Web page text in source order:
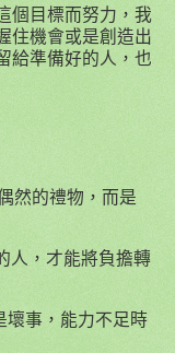
個目標而努力，我
住機會或是創造出
給準備好的人，也
然的禮物，而是
人，才能將負擔轉
壞事，能力不足時